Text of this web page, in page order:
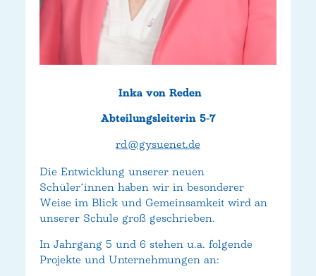
Inka von Reden
Abteilungsleiterin 5-7
rd@gysuenet.de
Die Entwicklung unserer neuen
Schüler*innen haben wir in besonderer
Weise im Blick und Gemeinsamkeit wird an
unserer Schule groß geschrieben.
In Jahrgang 5 und 6 stehen u.a. folgende
Projekte und Unternehmungen an: